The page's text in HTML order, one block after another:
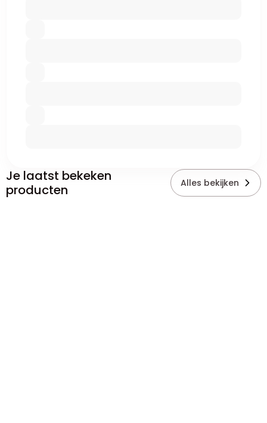
Je laatst bekeken
producten
Alles bekijken